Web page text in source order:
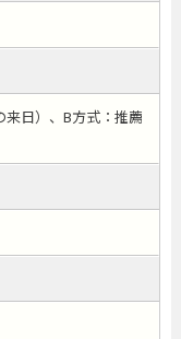
日）、B方式：推薦